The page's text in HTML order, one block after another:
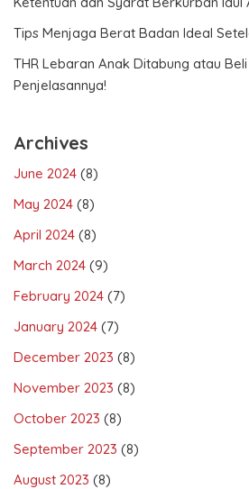
Tips Menjaga Berat Badan Ideal
THR Lebaran Anak Ditabung atau
Penjelasannya!
Archives
June 2024 (8)
May 2024 (8)
April 2024 (8)
March 2024 (9)
February 2024 (7)
January 2024 (7)
December 2023 (8)
November 2023 (8)
October 2023 (8)
September 2023 (8)
August 2023 (8)